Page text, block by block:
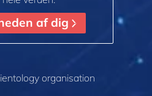
af dig
organisation